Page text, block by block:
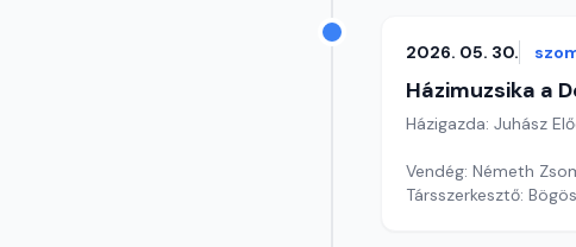
2026. 05. 30.
Házimuzsika a
Házigazda: Juhász
Vendég: Németh
Társszerkesztő: